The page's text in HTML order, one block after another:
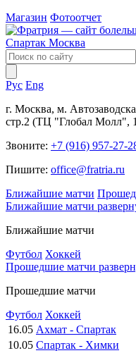
Магазин Фотоотчет
Рус Eng
г. Москва, м.
стр.2 (ТЦ "Глобал Молл",
Звоните: +7 (916) 957-27-
Пишите: office@fratria.ru
Ближайшие матчи
Ближайшие матчи
Ближайшие матчи
Футбол Хоккей
Прошедшие матчи
Прошедшие матчи
Футбол Хоккей
16.05 Ахмат - Спартак
10.05 Спартак - Химки